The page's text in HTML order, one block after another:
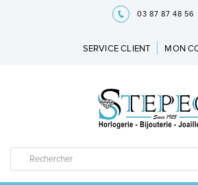
03 87 87 48 56
SERVICE CLIENT MON